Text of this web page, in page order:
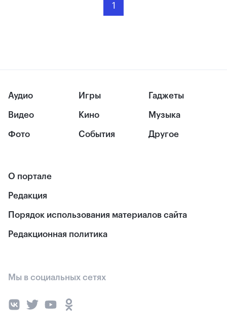
1
Аудио
Видео
Фото
Игры
Кино
События
Гаджеты
Музыка
Другое
О портале
Редакция
Порядок использования материалов сайта
Редакционная политика
Мы в социальных сетях